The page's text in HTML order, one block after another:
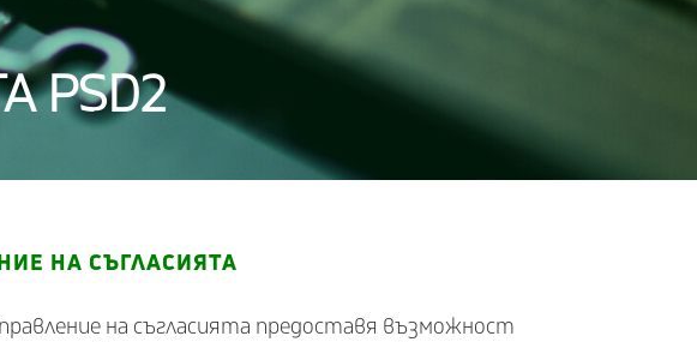
PSD2
НА СЪГЛАСИЯТА
на съгласията предоставя възможност